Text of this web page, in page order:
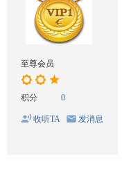
至尊会员
积分 0
收听TA 发消息